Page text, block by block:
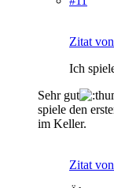
Zitat
Ich
Sehr gut
spiele den
im Keller.
Zitat